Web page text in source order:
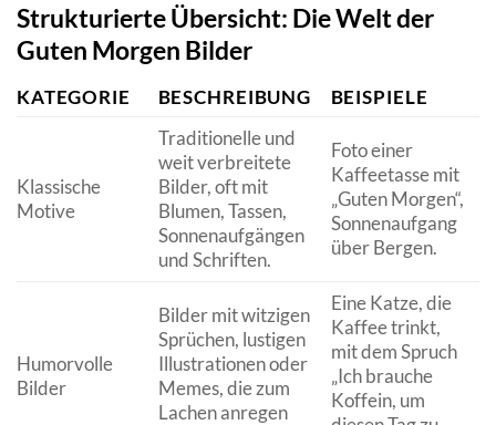
Strukturierte Übersicht: Die Welt der
Guten Morgen Bilder
KATEGORIE BESCHREIBUNG BEISPIELE
Klassische
Motive
Traditionelle und
weit verbreitete
Bilder, oft mit
Blumen, Tassen,
Sonnenaufgängen
und Schriften.
Foto einer
Kaffeetasse mit
„Guten Morgen“,
Sonnenaufgang
über Bergen.
Humorvolle
Bilder
Bilder mit witzigen
Sprüchen, lustigen
Illustrationen oder
Memes, die zum
Lachen anregen
Eine Katze, die
Kaffee trinkt,
mit dem Spruch
„Ich brauche
Koffein, um